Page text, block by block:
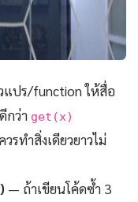
แปร/function ให้สื่อ
ดีกว่า get(x)
รทำสิ่งเดียวยาวไม่
— ถ้าเขียนโค้ดซ้ำ 3